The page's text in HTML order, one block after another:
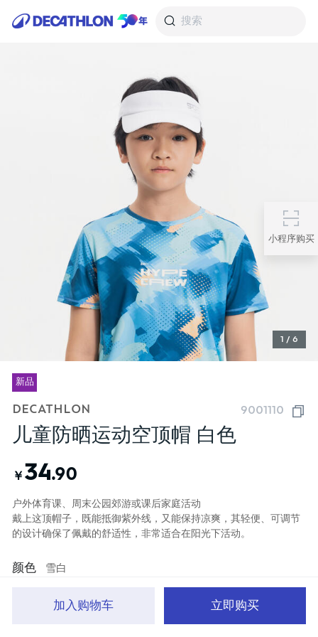
搜索
小程序购买
1 / 6
新品
DECATHLON 9001110
儿童防晒运动空顶帽 白色
￥ 34.90
户外体育课、周末公园郊游或课后家庭活动
戴上这顶帽子，既能抵御紫外线，又能保持凉爽，其轻便、可调节
的设计确保了佩戴的舒适性，非常适合在阳光下活动。
颜色 雪白
加入购物车 立即购买